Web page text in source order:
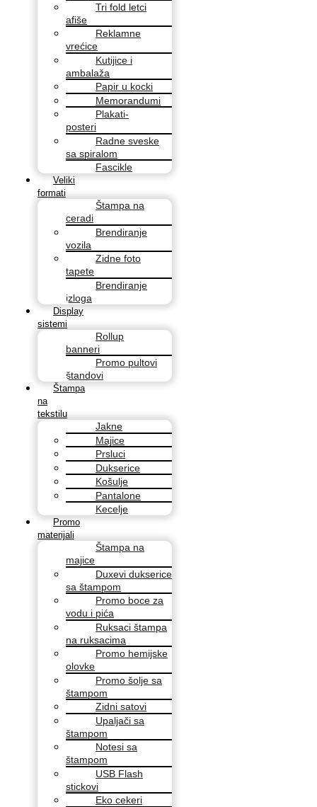
Tri fold letci
afiše
Reklamne
vrećice
Kutijice i
ambalaža
Papir u kocki
Memorandumi
Plakati-
posteri
Radne sveske
sa spiralom
Fascikle
Veliki
formati
Štampa na
ceradi
Brendiranje
vozila
Zidne foto
tapete
Brendiranje
izloga
Display
sistemi
Rollup
banneri
Promo pultovi
štandovi
Štampa
na
tekstilu
Jakne
Majice
Prsluci
Dukserice
Košulje
Pantalone
Kecelje
Promo
materijali
Štampa na
majice
Duxevi dukserice
sa štampom
Promo boce za
vodu i pića
Ruksaci štampa
na ruksacima
Promo hemijske
olovke
Promo šolje sa
štampom
Zidni satovi
Upaljači sa
štampom
Notesi sa
štampom
USB Flash
stickovi
Eko cekeri